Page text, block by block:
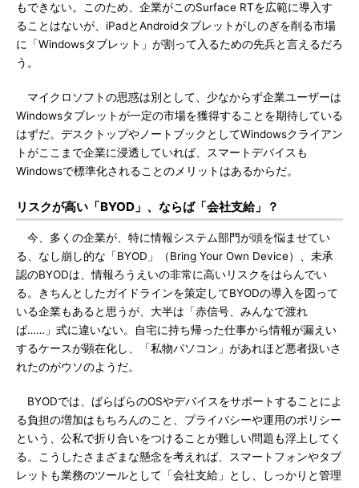
もできない。このため、企業がこのSurface RTを広範に導入す
ることはないが、iPadとAndroidタブレットがしのぎを削る市場
に「Windowsタブレット」が割って入るための先兵と言えるだろ
う。
マイクロソフトの思惑は別として、少なからず企業ユーザーは
Windowsタブレットが一定の市場を獲得することを期待している
はずだ。デスクトップやノートブックとしてWindowsクライアン
トがここまで企業に浸透していれば、スマートデバイスも
Windowsで標準化されることのメリットはあるからだ。
リスクが高い「BYOD」、ならば「会社支給」？
今、多くの企業が、特に情報システム部門が頭を悩ませてい
る、なし崩し的な「BYOD」（Bring Your Own Device）、未承
認のBYODは、情報ろうえいの非常に高いリスクをはらんでい
る。きちんとしたガイドラインを策定してBYODの導入を図って
いる企業もあると思うが、大半は「赤信号、みんなで渡れ
ば……」式に違いない。自宅に持ち帰った仕事から情報が漏えい
するケースが顕在化し、「私物パソコン」があれほど悪者扱いさ
れたのがウソのようだ。
BYODでは、ばらばらのOSやデバイスをサポートすることによ
る負担の増加はもちろんのこと、プライバシーや運用のポリシー
という、公私で折り合いをつけることが難しい問題も浮上してく
る。こうしたさまざまな懸念を考えれば、スマートフォンやタブ
レットも業務のツールとして「会社支給」とし、しっかりと管理